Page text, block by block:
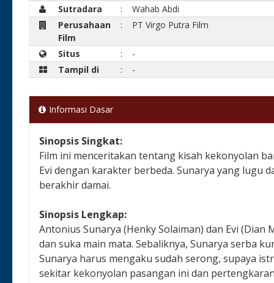
Sutradara
:
Wahab Abdi
Perusahaan
Film
: PT Virgo Putra Film
Situs :
-
Tampil di
: -
Informasi Dasar
Sinopsis Singkat:
Film ini menceritakan tentang kisah kekonyolan
Evi dengan karakter berbeda. Sunarya yang lugu
berakhir damai.
Sinopsis Lengkap:
Antonius Sunarya (Henky Solaiman) dan Evi
dan suka main mata. Sebaliknya, Sunarya serba
Sunarya harus mengaku sudah serong, supaya
sekitar kekonyolan pasangan ini dan